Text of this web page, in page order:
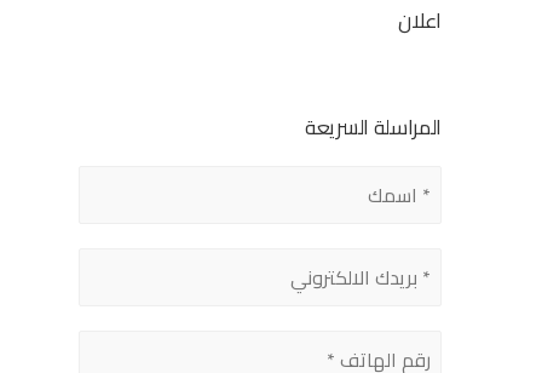
اعلان
المراسلة السريعة